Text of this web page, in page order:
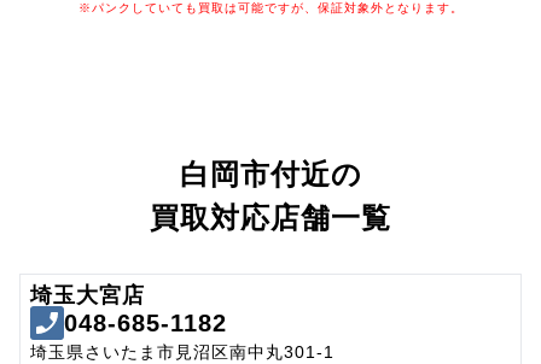
※パンクしていても買取は可能ですが、保証対象外となります。
白岡市付近の
買取対応店舗一覧
埼玉大宮店
048-685-1182
埼玉県さいたま市見沼区南中丸301-1